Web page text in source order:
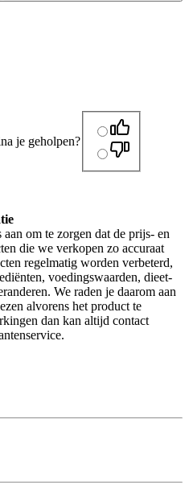
je geholpen?
om te zorgen dat de prijs- en
die we verkopen zo accuraat
regelmatig worden verbeterd,
voedingswaarden, dieet-
We raden je daarom aan
alvorens het product te
dan kan altijd contact